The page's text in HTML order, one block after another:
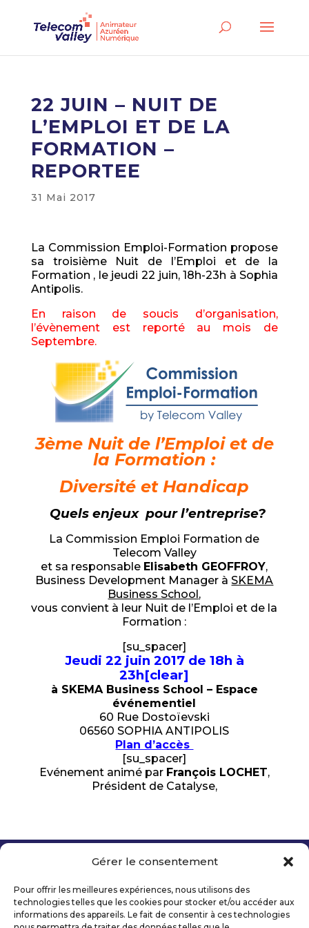
Gérer le consentement
Pour offrir les meilleures expériences, nous utilisons des
technologies telles que les cookies pour stocker et/ou accéder aux
informations des appareils. Le fait de consentir à ces technologies
22 JUIN – NUIT DE
L’EMPLOI ET DE LA
FORMATION –
REPORTEE
31 Mai 2017
La Commission Emploi-Formation propose
sa troisième Nuit de l’Emploi et de la
Formation , le jeudi 22 juin, 18h-23h à Sophia
Antipolis.
En raison de soucis d’organisation,
l’évènement est reporté au mois de
Septembre.
3ème Nuit de l’Emploi et de
la Formation :
Diversité et Handicap
Quels enjeux pour l’entreprise?
La Commission Emploi Formation de
Telecom Valley
et sa responsable Elisabeth GEOFFROY,
Business Development Manager àSKEMA
Business School,
vous convient à leur Nuit de l’Emploi et de la
Formation :
[su_spacer]
Jeudi 22 juin 2017 de 18h à
23h[clear]
à SKEMA Business School – Espace
événementiel
60 Rue Dostoïevski
06560 SOPHIA ANTIPOLIS
Plan d’accès
[su_spacer]
Evénement animé par François LOCHET,
Président de Catalyse,
Mentions légales
Politique de confidentialité